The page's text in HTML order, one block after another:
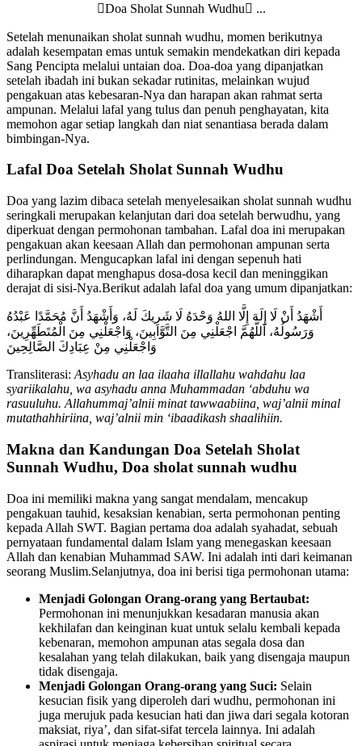
Setelah menunaikan sholat sunnah wudhu, momen berikutnya
adalah kesempatan emas untuk semakin mendekatkan diri kepada
Sang Pencipta melalui untaian doa. Doa-doa yang dipanjatkan
setelah ibadah ini bukan sekadar rutinitas, melainkan wujud
pengakuan atas kebesaran-Nya dan harapan akan rahmat serta
ampunan. Melalui lafal yang tulus dan penuh penghayatan, kita
memohon agar setiap langkah dan niat senantiasa berada dalam
bimbingan-Nya.
Lafal Doa Setelah Sholat Sunnah Wudhu
Doa yang lazim dibaca setelah menyelesaikan sholat sunnah wudhu
seringkali merupakan kelanjutan dari doa setelah berwudhu, yang
diperkuat dengan permohonan tambahan. Lafal doa ini merupakan
pengakuan akan keesaan Allah dan permohonan ampunan serta
perlindungan. Mengucapkan lafal ini dengan sepenuh hati
diharapkan dapat menghapus dosa-dosa kecil dan meninggikan
derajat di sisi-Nya.Berikut adalah lafal doa yang umum dipanjatkan:
أَشْهَدُ أَنْ لَا إِلَهَ إِلَّا اللهُ وَحْدَهُ لَا شَرِيكَ لَهُ، وَأَشْهَدُ أَنَّ مُحَمَّدًا عَبْدُهُ
وَرَسُولُهُ، اَللَّهُمَّ اجْعَلْنِي مِنَ التَّوَّابِينَ، وَاجْعَلْنِي مِنَ الْمُتَطَهِّرِينَ،
وَاجْعَلْنِي مِنْ عِبَادِكَ الصَّالِحِينَ
Transliterasi: Asyhadu an laa ilaaha illallahu wahdahu laa
syariikalahu, wa asyhadu anna Muhammadan ‘abduhu wa
rasuuluhu. Allahummaj’alnii minat tawwaabiina, waj’alnii minal
mutathahhiriina, waj’alnii min ‘ibaadikash shaalihiin.
Makna dan Kandungan Doa Setelah Sholat
Sunnah Wudhu, Doa sholat sunnah wudhu
Doa ini memiliki makna yang sangat mendalam, mencakup
pengakuan tauhid, kesaksian kenabian, serta permohonan penting
kepada Allah SWT. Bagian pertama doa adalah syahadat, sebuah
pernyataan fundamental dalam Islam yang menegaskan keesaan
Allah dan kenabian Muhammad SAW. Ini adalah inti dari keimanan
seorang Muslim.Selanjutnya, doa ini berisi tiga permohonan utama:
Menjadi Golongan Orang-orang yang Bertaubat:
Permohonan ini menunjukkan kesadaran manusia akan
kekhilafan dan keinginan kuat untuk selalu kembali kepada
kebenaran, memohon ampunan atas segala dosa dan
kesalahan yang telah dilakukan, baik yang disengaja maupun
tidak disengaja.
Menjadi Golongan Orang-orang yang Suci: Selain
kesucian fisik yang diperoleh dari wudhu, permohonan ini
juga merujuk pada kesucian hati dan jiwa dari segala kotoran
maksiat, riya’, dan sifat-sifat tercela lainnya. Ini adalah